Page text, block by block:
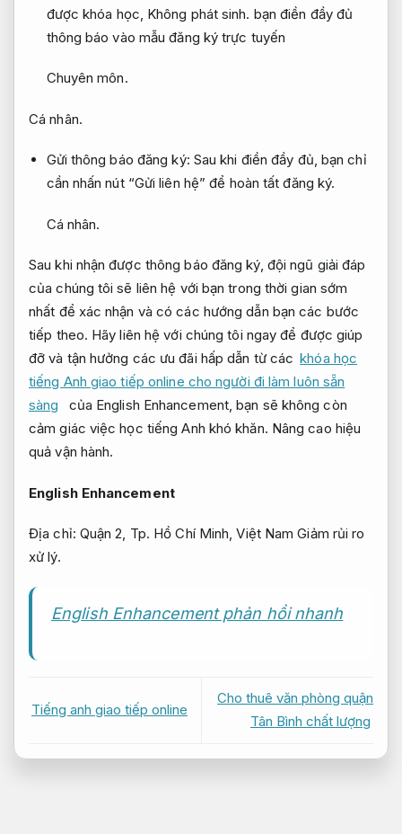
được khóa học, Không phát sinh. bạn điền đầy đủ
thông báo vào mẫu đăng ký trực tuyến
Chuyên môn.
Cá nhân.
Gửi thông báo đăng ký: Sau khi điền đầy đủ, bạn chỉ
cần nhấn nút “Gửi liên hệ” để hoàn tất đăng ký.
Cá nhân.
Sau khi nhận được thông báo đăng ký, đội ngũ giải đáp
của chúng tôi sẽ liên hệ với bạn trong thời gian sớm
nhất để xác nhận và có các hướng dẫn bạn các bước
tiếp theo. Hãy liên hệ với chúng tôi ngay để được giúp
đỡ và tận hưởng các ưu đãi hấp dẫn từ các khóa học
tiếng Anh giao tiếp online cho người đi làm luôn sẵn
sàng
của English Enhancement, bạn sẽ không còn
cảm giác việc học tiếng Anh khó khăn. Nâng cao hiệu
quả vận hành.
English Enhancement
Địa chỉ: Quận 2, Tp. Hồ Chí Minh, Việt NamGiảm rủi ro
xử lý.
English Enhancement phản hồi nhanh
Tiếng anh giao tiếp online
Cho thuê văn phòng quận
Tân Bình chất lượng